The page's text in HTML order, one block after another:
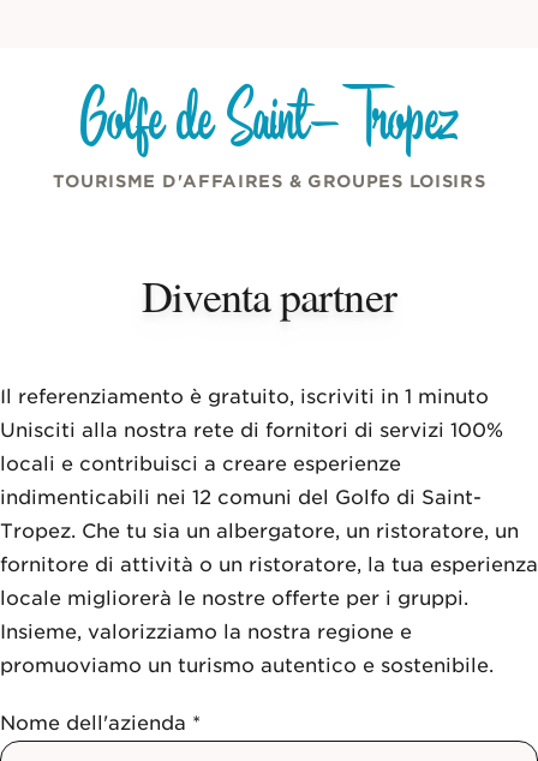
Golfe de Saint-Tropez
TOURISME D'AFFAIRES & GROUPES LOISIRS
Diventa partner
Il referenziamento è gratuito, iscriviti in 1 minuto
Unisciti alla nostra rete di fornitori di servizi 100%
locali e contribuisci a creare esperienze
indimenticabili nei 12 comuni del Golfo di Saint-
Tropez. Che tu sia un albergatore, un ristoratore, un
fornitore di attività o un ristoratore, la tua esperienza
locale migliorerà le nostre offerte per i gruppi.
Insieme, valorizziamo la nostra regione e
promuoviamo un turismo autentico e sostenibile.
Nome dell'azienda *